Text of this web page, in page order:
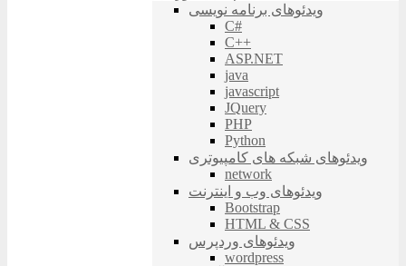
ویدئوهای برنامه نویسی
C#
C++
ASP.NET
java
javascript
JQuery
PHP
Python
ویدئوهای شبکه های کامپیوتری
network
ویدئوهای وب و اینترنت
Bootstrap
HTML & CSS
ویدئوهای وردپرس
wordpress